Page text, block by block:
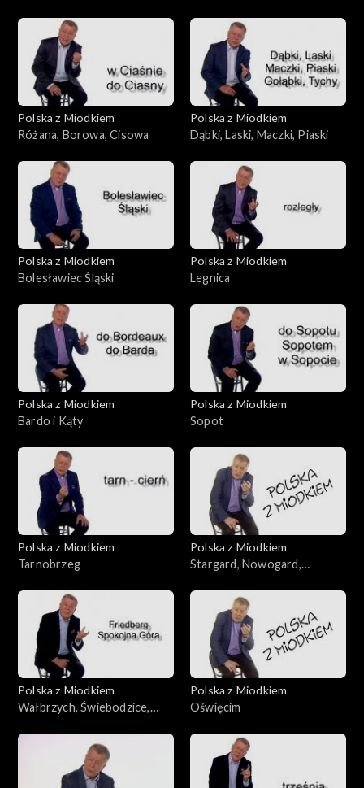
Polska z Miodkiem
Różana, Borowa, Cisowa
Polska z Miodkiem
Dąbki, Laski, Maczki, Piaski
Polska z Miodkiem
Bolesławiec Śląski
Polska z Miodkiem
Legnica
Polska z Miodkiem
Bardo i Kąty
Polska z Miodkiem
Sopot
Polska z Miodkiem
Tarnobrzeg
Polska z Miodkiem
Stargard, Nowogard,
Polska z Miodkiem
Wałbrzych, Świebodzice,
Polska z Miodkiem
Oświęcim